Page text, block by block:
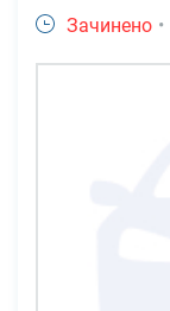
Зачинено •